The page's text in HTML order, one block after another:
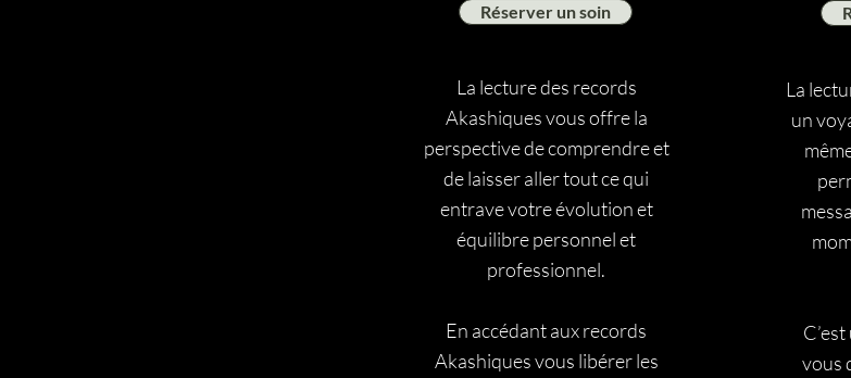
Réserver un soin
La lecture des records
Akashiques vous offre la
perspective de comprendre et
de laisser aller tout ce qui
entrave votre évolution et
équilibre personnel et
professionnel.
En accédant aux records
Akashiques vous libérer les
La
un
vous